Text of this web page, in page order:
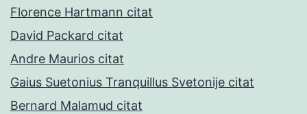
Florence Hartmann citat
David Packard citat
Andre Maurios citat
Gaius Suetonius Tranquillus Svetonije citat
Bernard Malamud citat